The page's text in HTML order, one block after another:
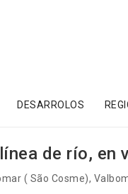
DESARROLOS
de río, en
( São Cosme),